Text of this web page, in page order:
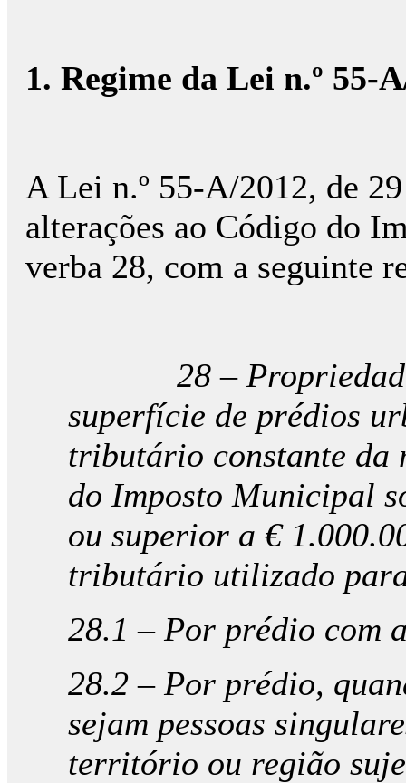
1. Regime da Lei n.º 55-
A Lei n.º 55-A/2012, de
alterações ao Código do
verba 28, com a seguinte
28 – Propriedade,
superfície de prédios
tributário constante da
do Imposto Municipal
ou superior a €
tributário utilizado
28.1 – Por prédio com
28.2 – Por prédio,
sejam pessoas
território ou região